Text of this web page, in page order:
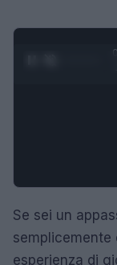
Se sei un
semplicemente
esperienza di